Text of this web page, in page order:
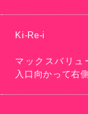
Ki-Re-i
マックスバリュ
入口向かって右側